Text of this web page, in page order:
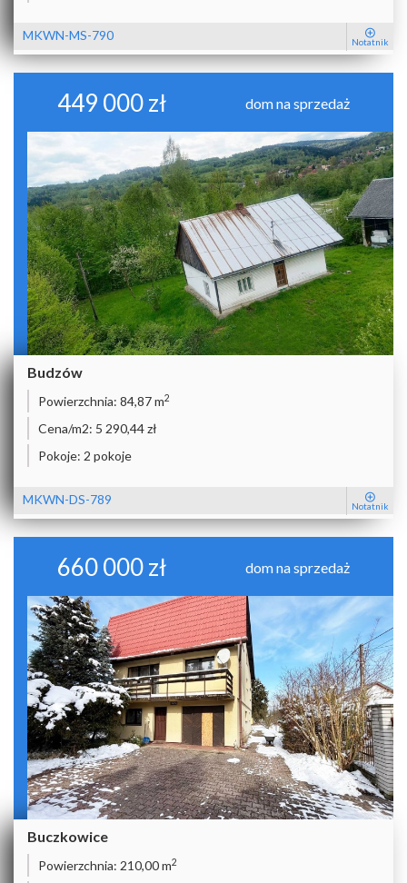
MKWN-MS-790 Notatnik
449 000 zł dom na sprzedaż
Budzów
Powierzchnia: 84,87 m2
Cena/m2: 5 290,44 zł
Pokoje: 2 pokoje
MKWN-DS-789 Notatnik
660 000 zł dom na sprzedaż
Buczkowice
Powierzchnia: 210,00 m2